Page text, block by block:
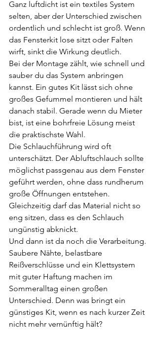
Ganz luftdicht ist ein textiles System
selten, aber der Unterschied zwischen
ordentlich und schlecht ist groß. Wenn
das Fensterkit lose sitzt oder Falten
wirft, sinkt die Wirkung deutlich.
Bei der Montage zählt, wie schnell und
sauber du das System anbringen
kannst. Ein gutes Kit lässt sich ohne
großes Gefummel montieren und hält
danach stabil. Gerade wenn du Mieter
bist, ist eine bohrfreie Lösung meist
die praktischste Wahl.
Die Schlauchführung wird oft
unterschätzt. Der Abluftschlauch sollte
möglichst passgenau aus dem Fenster
geführt werden, ohne dass rundherum
große Öffnungen entstehen.
Gleichzeitig darf das Material nicht so
eng sitzen, dass es den Schlauch
ungünstig abknickt.
Und dann ist da noch die Verarbeitung.
Saubere Nähte, belastbare
Reißverschlüsse und ein Klettsystem
mit guter Haftung machen im
Sommeralltag einen großen
Unterschied. Denn was bringt ein
günstiges Kit, wenn es nach kurzer Zeit
nicht mehr vernünftig hält?